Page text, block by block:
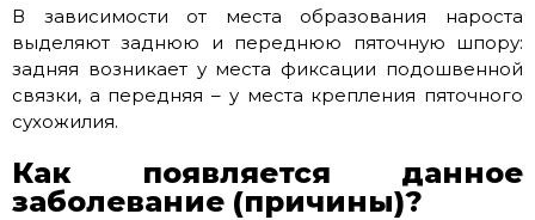
В зависимости от места образования нароста
выделяют заднюю и переднюю пяточную шпору:
задняя возникает у места фиксации подошвенной
связки, а передняя – у места крепления пяточного
сухожилия.
Как появляется данное
заболевание (причины)?